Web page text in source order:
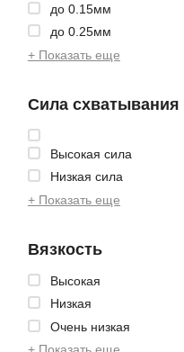
до 0.15мм
до 0.25мм
+ Показать еще
Сила схватывания
Высокая сила
Низкая сила
+ Показать еще
Вязкость
Высокая
Низкая
Очень низкая